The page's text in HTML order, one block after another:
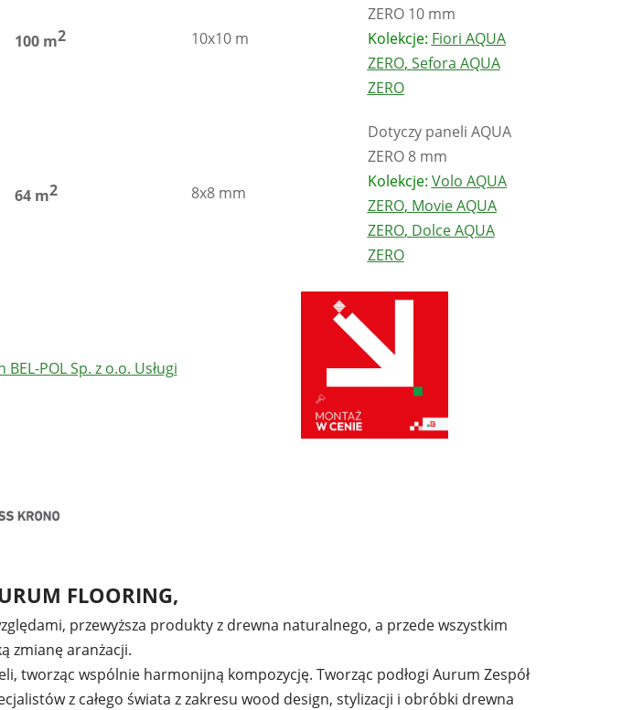
100 m2 10x10 m
ZERO 10 mm
Kolekcje: Fiori AQUA
ZERO, Sefora AQUA
ZERO
64 m2 8x8 mm
Dotyczy paneli AQUA
ZERO 8 mm
Kolekcje: Volo AQUA
ZERO, Movie AQUA
ZERO, Dolce AQUA
ZERO
POL Sp. z o.o. Usługi
FLOORING,
przewyższa produkty z drewna naturalnego, a przede wszystkim
zmianę aranżacji.
tworząc wspólnie harmonijną kompozycję. Tworząc podłogi Aurum Zespół
z całego świata z zakresu wood design, stylizacji i obróbki drewna